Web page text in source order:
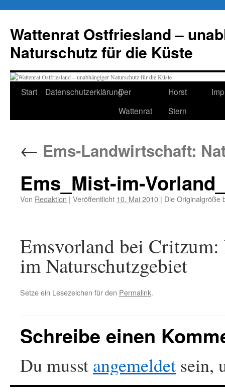
springen
Wattenrat Ostfriesland –
Naturschutz für die Küste
Start DatenschutzerklärungDer
Wattenrat
Horst
Stern
← Ems-Landwirtschaft:
Ems_Mist-im-
Von Redaktion | Veröffentlicht 10. Mai 2010 | Die Originalgröße
Emsvorland bei Critzum:
im Naturschutzgebiet
Setze ein Lesezeichen für den Permalink.
Schreibe einen
Du musst angemeldet sein,